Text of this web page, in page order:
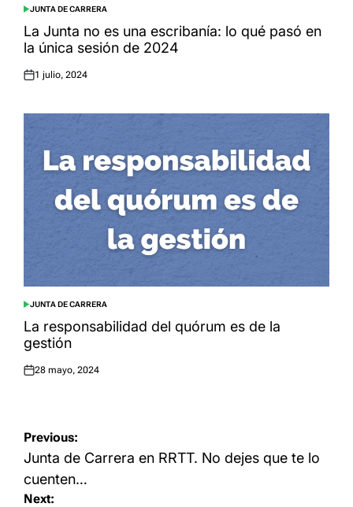
POSTED
IN
JUNTA DE CARRERA
La Junta no es una escribanía: lo qué pasó en
la única sesión de 2024
Posted
1 julio, 2024
POSTED
IN
JUNTA DE CARRERA
La responsabilidad del quórum es de la
gestión
Posted
28 mayo, 2024
Navegación
de
entradas
Previous:
Junta de Carrera en RRTT. No dejes que te lo
cuenten…
Next: